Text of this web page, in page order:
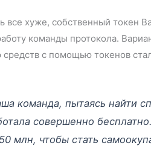
все хуже, собственный токен
команды протокола.
с помощью токенов
команда, пытаясь найти
совершенно
млн, чтобы стать